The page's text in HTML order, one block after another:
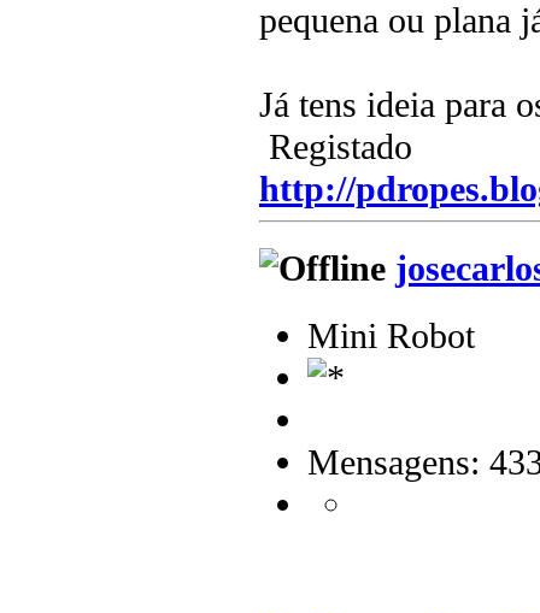
pequena ou plana
Já tens ideia para
Registado
http://
Mini Robot
Mensagens: